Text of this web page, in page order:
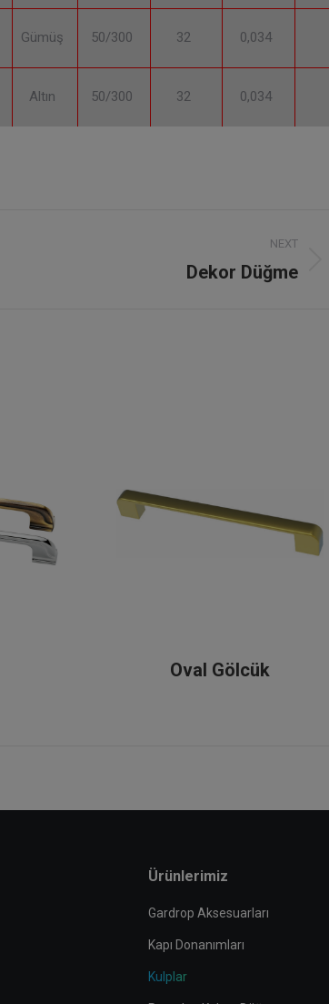
Gümüş 50/300 32 0,034
Altın 50/300 32 0,034
NEXT
Dekor Düğme
Oval Gölcük
Ürünlerimiz
Gardrop Aksesuarları
Kapı Donanımları
Kulplar